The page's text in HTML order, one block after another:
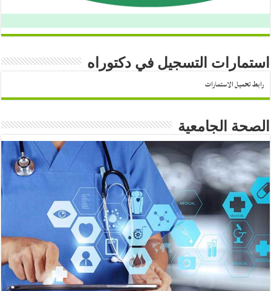
استمارات التسجيل في دكتوراه
رابط تحميل الاستمارات
الصحة الجامعية